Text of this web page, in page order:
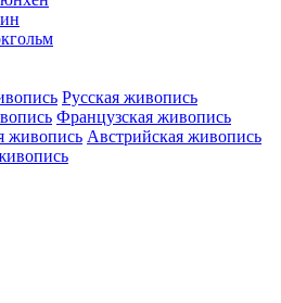
Русская живопись
Французская живопись
живопись Австрийская живопись